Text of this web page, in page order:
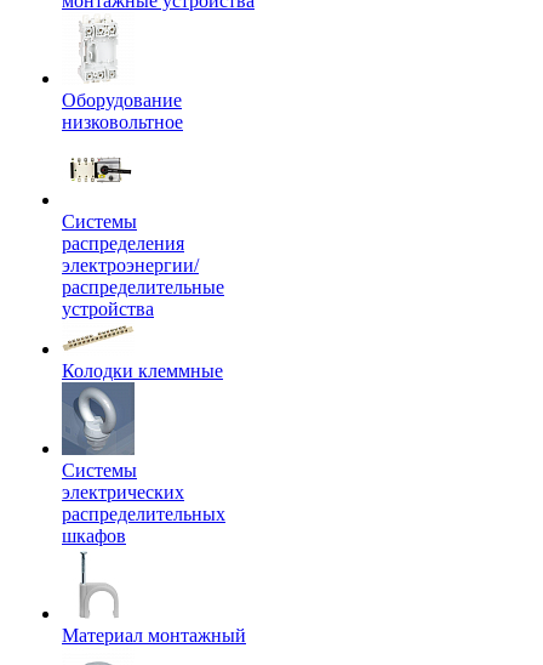
Оборудование
низковольтное
Системы
распределения
электроэнергии/
распределительные
устройства
Колодки клеммные
Системы
электрических
распределительных
шкафов
Материал монтажный